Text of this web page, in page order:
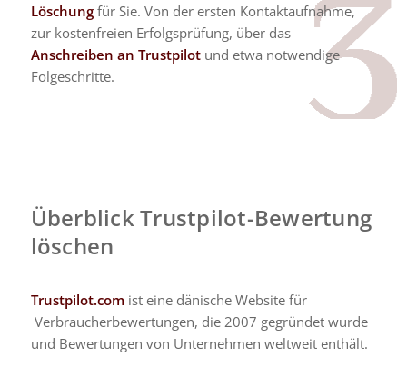
Löschungfür Sie. Von der ersten Kontaktaufnahme,
zur kostenfreien Erfolgsprüfung, über das
Anschreiben an Trustpilot und etwa notwendige
Folgeschritte.
Überblick Trustpilot-Bewertung
löschen
Trustpilot.comist eine dänische Website für
Verbraucherbewertungen, die 2007 gegründet wurde
und Bewertungen von Unternehmen weltweit enthält.